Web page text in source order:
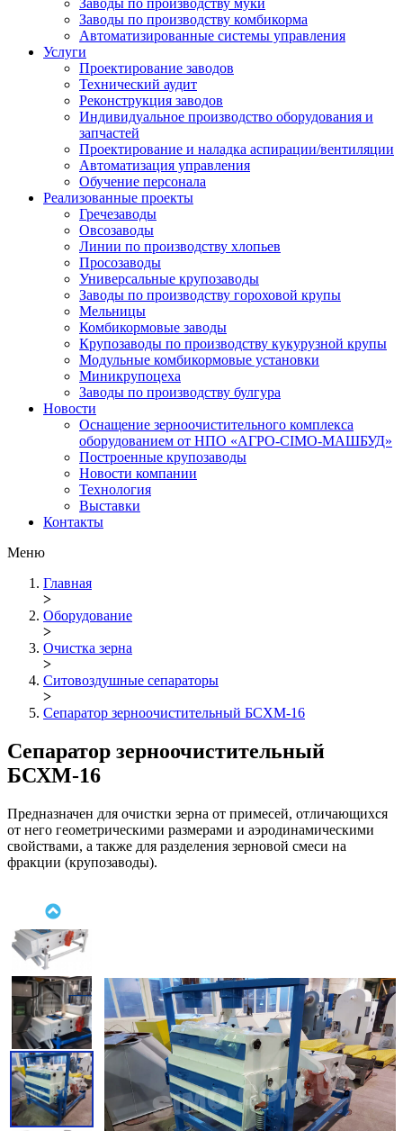
Заводы по производству комбикорма
Автоматизированные системы управления
Услуги
Проектирование заводов
Технический аудит
Реконструкция заводов
Индивидуальное производство оборудования и
запчастей
Проектирование и наладка аспирации/вентиляции
Автоматизация управления
Обучение персонала
Реализованные проекты
Гречезаводы
Овсозаводы
Линии по производству хлопьев
Просозаводы
Универсальные крупозаводы
Заводы по производству гороховой крупы
Мельницы
Комбикормовые заводы
Крупозаводы по производству кукурузной крупы
Модульные комбикормовые установки
Миникрупоцеха
Заводы по производству булгура
Новости
Оснащение зерноочистительного комплекса
оборудованием от НПО «АГРО-СІМО-МАШБУД»
Построенные крупозаводы
Новости компании
Технология
Выставки
Контакты
Меню
Главная
>
Оборудование
>
Очистка зерна
>
Ситовоздушные сепараторы
>
Сепаратор зерноочистительный БСХМ-16
Сепаратор зерноочистительный
БСХМ-16
Предназначен для очистки зерна от примесей, отличающихся
от него геометрическими размерами и аэродинамическими
свойствами, а также для разделения зерновой смеси на
фракции (крупозаводы).